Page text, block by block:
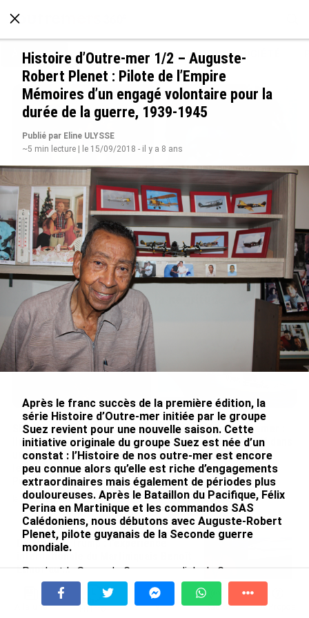
À LA UNE POLITIQUE ECONOMIE SOCIÉTÉ
Grandes figures des Outre-mer : Jane et
Paulette Nardal, les sœurs martiniquaises au
cœur du mouvement de la négritude
le 09/08/2026
SÉRIE. Histoire des chefs-
lieux d’Outre-mer : Nouméa,
une capitale construite par
le bagne, le nickel et le
Pacifique
le 08/08/2026
Rapport 2025 de l’Ifremer :
un engagement décisif dans
les Outre-mer
le 07/08/2026
De Messi à Trump : l’expérience
Etinof au ...
le 07/08/2026
À la une Tv Radio A Propos
Histoire d’Outre-mer 1/2 – Auguste-
Robert Plenet : Pilote de l’Empire
Mémoires d’un engagé volontaire pour la
durée de la guerre, 1939-1945
Publié par Eline ULYSSE
~5 min lecture | le 15/09/2018 - il y a 8 ans
Après le franc succès de la première édition, la
série Histoire d’Outre-mer initiée par le groupe
Suez revient pour une nouvelle saison. Cette
initiative originale du groupe Suez est née d’un
constat : l’Histoire de nos outre-mer est encore
peu connue alors qu’elle est riche d’engagements
extraordinaires mais également de périodes plus
douloureuses. Après le Bataillon du Pacifique, Félix
Perina en Martinique et les commandos SAS
Calédoniens, nous débutons avec Auguste-Robert
Plenet, pilote guyanais de la Seconde guerre
mondiale.
Pendant la Seconde Guerre mondiale, la Guyane,
colonie française, vit sous le régime de Vichy et est
administrée depuis la Martinique par l’amiral Robert,